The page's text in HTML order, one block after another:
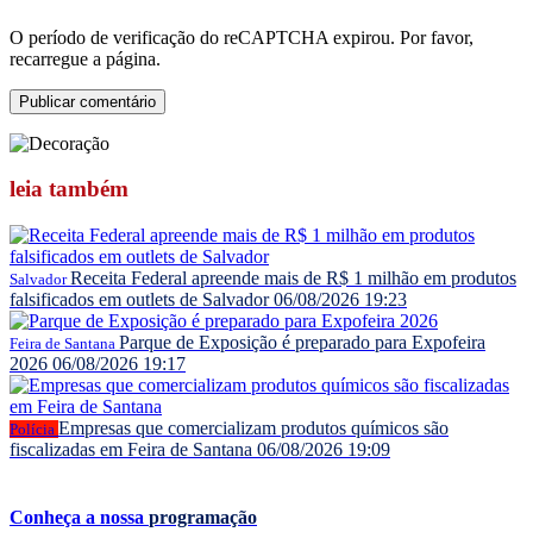
O período de verificação do reCAPTCHA expirou. Por favor,
recarregue a página.
leia também
SalvadorReceita Federal apreende mais de R$ 1 milhão em produtos
falsificados em outlets de Salvador 06/08/2026 19:23
Feira de Santana Parque de Exposição é preparado para Expofeira
2026 06/08/2026 19:17
Polícia Empresas que comercializam produtos químicos são
fiscalizadas em Feira de Santana 06/08/2026 19:09
Conheça a nossa programação